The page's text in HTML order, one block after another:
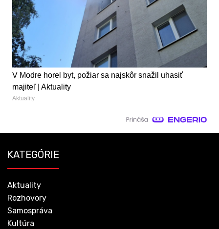
V Modre horel byt, požiar sa najskôr snažil uhasiť
majiteľ | Aktuality
Aktuality
KATEGÓRIE
Aktuality
Rozhovory
Samospráva
Kultúra